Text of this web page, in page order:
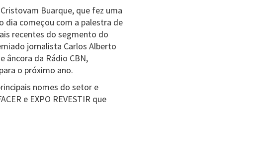
Buarque, que fez uma
dia começou com a palestra de
recentes do segmento do
jornalista Carlos Alberto
âncora da Rádio CBN,
o próximo ano.
nomes do setor e
e EXPO REVESTIR que